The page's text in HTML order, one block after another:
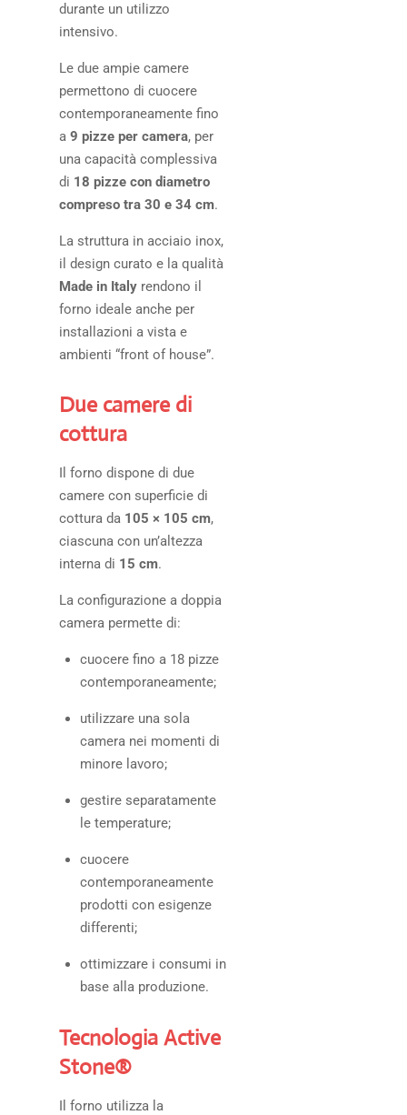
durante un utilizzo
intensivo.
Le due ampie camere
permettono di cuocere
contemporaneamente fino
a 9 pizze per camera, per
una capacità complessiva
di 18 pizze con diametro
compreso tra 30 e 34 cm.
La struttura in acciaio inox,
il design curato e la qualità
Made in Italy rendono il
forno ideale anche per
installazioni a vista e
ambienti “front of house”.
Due camere di
cottura
Il forno dispone di due
camere con superficie di
cottura da 105 × 105 cm,
ciascuna con un’altezza
interna di 15 cm.
La configurazione a doppia
camera permette di:
cuocere fino a 18 pizze
contemporaneamente;
utilizzare una sola
camera nei momenti di
minore lavoro;
gestire separatamente
le temperature;
cuocere
contemporaneamente
prodotti con esigenze
differenti;
ottimizzare i consumi in
base alla produzione.
Tecnologia Active
Stone®
Il forno utilizza la